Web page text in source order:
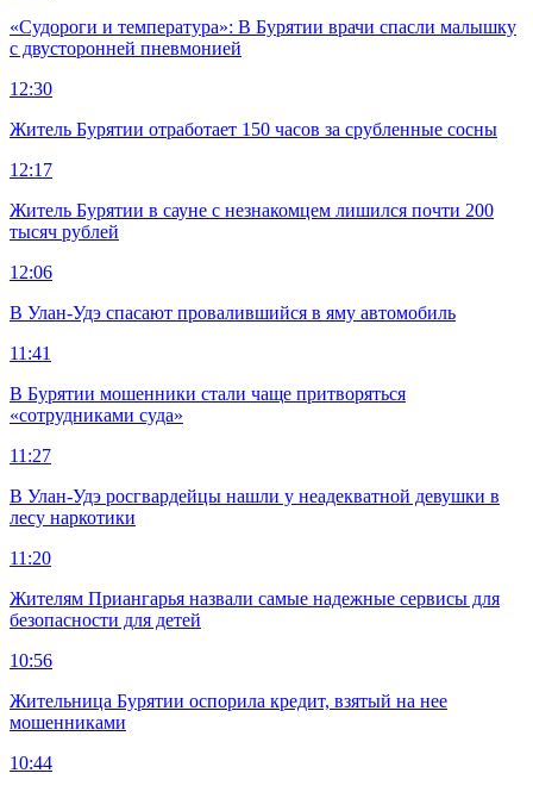
«Судороги и температура»: В Бурятии врачи спасли малышку
с двусторонней пневмонией
12:30
Житель Бурятии отработает 150 часов за срубленные сосны
12:17
Житель Бурятии в сауне с незнакомцем лишился почти 200
тысяч рублей
12:06
В Улан-Удэ спасают провалившийся в яму автомобиль
11:41
В Бурятии мошенники стали чаще притворяться
«сотрудниками суда»
11:27
В Улан-Удэ росгвардейцы нашли у неадекватной девушки в
лесу наркотики
11:20
Жителям Приангарья назвали самые надежные сервисы для
безопасности для детей
10:56
Жительница Бурятии оспорила кредит, взятый на нее
мошенниками
10:44